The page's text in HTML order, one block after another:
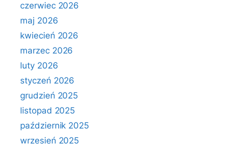
czerwiec 2026
maj 2026
kwiecień 2026
marzec 2026
luty 2026
styczeń 2026
grudzień 2025
listopad 2025
październik 2025
wrzesień 2025